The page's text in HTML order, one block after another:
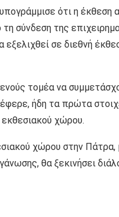
ότι η έκθεση
σύνδεση της
εξελιχθεί σε διεθνή
τομέα να
ήδη τα πρώτα
χώρου.
χώρου στην
θα ξεκινήσει